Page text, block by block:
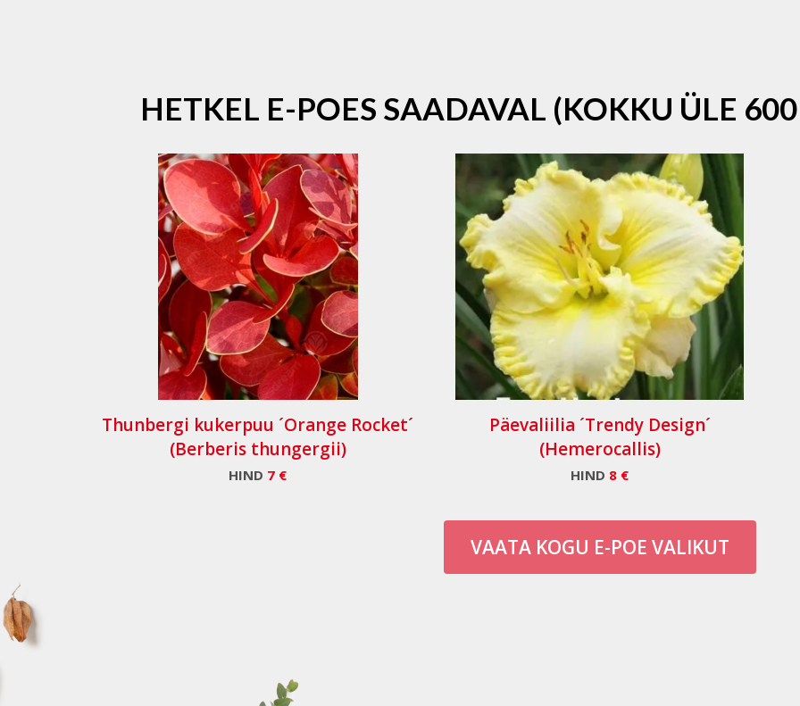
HETKEL E-POES SAADAVAL (KOKKU ÜLE
Thunbergi kukerpuu ´Orange Rocket´
(Berberis thungergii)
HIND 7 €
Päevaliilia ´Trendy Design´
(Hemerocallis)
HIND 8 €
VAATA KOGU E-POE VALIKUT